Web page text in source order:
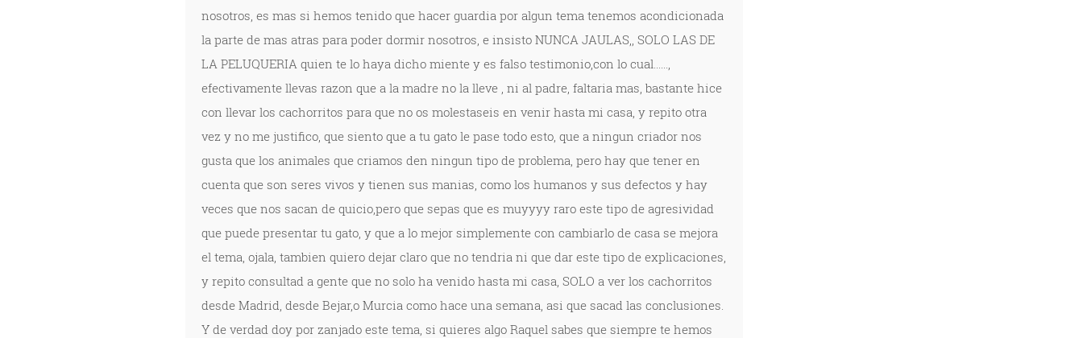
nosotros, es mas si hemos tenido que hacer guardia por algun tema tenemos acondicionada
la parte de mas atras para poder dormir nosotros, e insisto NUNCA JAULAS,, SOLO LAS DE
LA PELUQUERIA quien te lo haya dicho miente y es falso testimonio,con lo cual......,
efectivamente llevas razon que a la madre no la lleve , ni al padre, faltaria mas, bastante hice
con llevar los cachorritos para que no os molestaseis en venir hasta mi casa, y repito otra
vez y no me justifico, que siento que a tu gato le pase todo esto, que a ningun criador nos
gusta que los animales que criamos den ningun tipo de problema, pero hay que tener en
cuenta que son seres vivos y tienen sus manias, como los humanos y sus defectos y hay
veces que nos sacan de quicio,pero que sepas que es muyyyy raro este tipo de agresividad
que puede presentar tu gato, y que a lo mejor simplemente con cambiarlo de casa se mejora
el tema, ojala, tambien quiero dejar claro que no tendria ni que dar este tipo de explicaciones,
y repito consultad a gente que no solo ha venido hasta mi casa, SOLO a ver los cachorritos
desde Madrid, desde Bejar,o Murcia como hace una semana, asi que sacad las conclusiones.
Y de verdad doy por zanjado este tema, si quieres algo Raquel sabes que siempre te hemos